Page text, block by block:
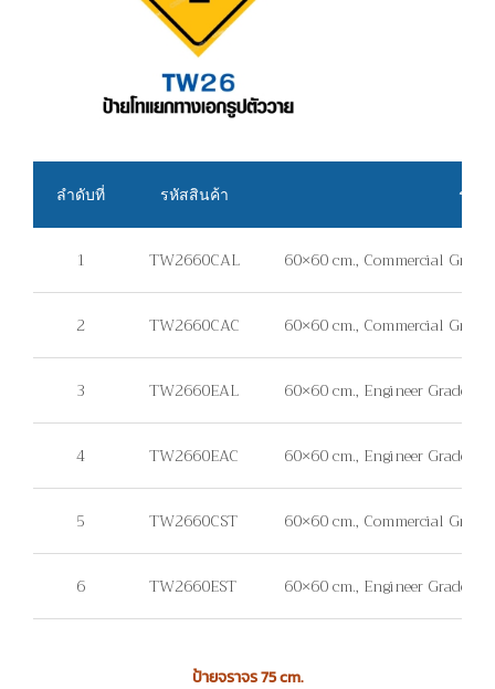
ลำดับที่ รหัสสินค้า ราย
1 TW2660CAL 60×60 cm., Commercial
2 TW2660CAC 60×60 cm., Commercial
3 TW2660EAL 60×60 cm., Engineer Grade,
4 TW2660EAC 60×60 cm., Engineer Grade,
5 TW2660CST 60×60 cm., Commercial
6 TW2660EST 60×60 cm., Engineer Grade, ไ
ป้ายจราจร 75 cm.